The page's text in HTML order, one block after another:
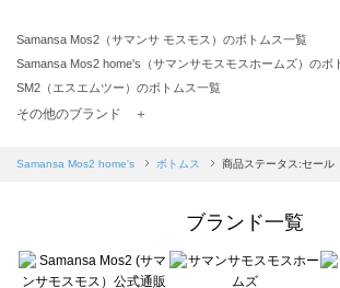
Samansa Mos2（サマンサ モスモス）のボトムス一覧
Samansa Mos2 home's（サマンサモスモスホームズ）のボ
SM2（エスエムツー）のボトムス一覧
TSUHARU by Samansa Mos2（ツハルバイサマンサモスモ
Samansa Mos2 blue（サマンサモスモス ブルー）のボトム
sō4ū（ソウフォーユー）のボトムス一覧
Te chichi（テチチ）のボトムス一覧
Te chichi CLASSIC（テチチ クラシック）のボトムス一覧
その他のブランド ＋
Samansa Mos2 home's ボトムス 商品ステータス:セール
ブランド一覧